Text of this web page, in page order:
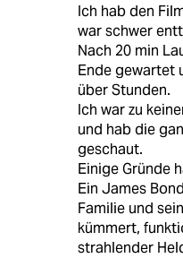
Ich hab den
war schwer
Nach 20 min
Ende gewartet
über Stunden.
Ich war zu
und hab die
geschaut.
Einige Gründe
Ein James
Familie und
kümmert,
strahlender